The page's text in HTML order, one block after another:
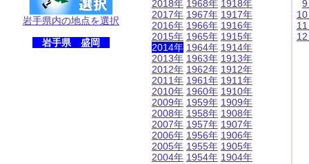
岩手県内の地点を選択
岩手県 盛岡
2018年
2017年
2016年
2015年
2014年
2013年
2012年
2011年
2010年
2009年
2008年
2007年
2006年
2005年
2004年
1968年
1967年
1966年
1965年
1964年
1963年
1962年
1961年
1960年
1959年
1958年
1957年
1956年
1955年
1954年
1918年
1917年
1916年
1915年
1914年
1913年
1912年
1911年
1910年
1909年
1908年
1907年
1906年
1905年
1904年